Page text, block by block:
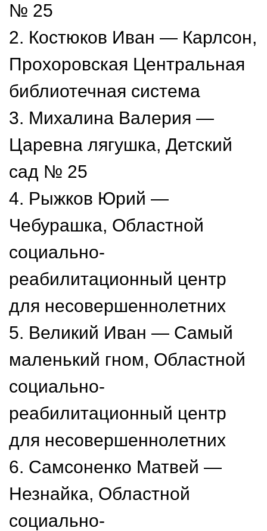
№ 25
2. Костюков Иван — Карлсон,
Прохоровская Центральная
библиотечная система
3. Михалина Валерия —
Царевна лягушка, Детский
сад № 25
4. Рыжков Юрий —
Чебурашка, Областной
социально-
реабилитационный центр
для несовершеннолетних
5. Великий Иван — Самый
маленький гном, Областной
социально-
реабилитационный центр
для несовершеннолетних
6. Самсоненко Матвей —
Незнайка, Областной
социально-